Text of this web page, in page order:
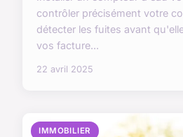
contrôler précisément votre
détecter les fuites avant
vos facture...
22 avril 2025
IMMOBILIER